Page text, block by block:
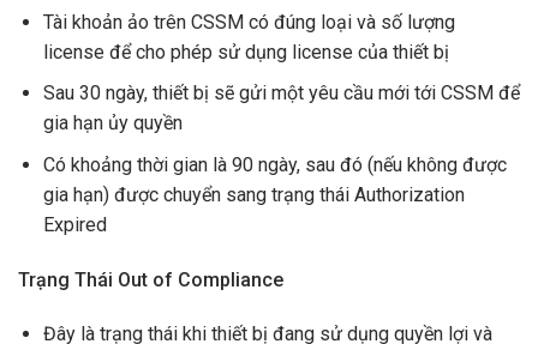
Tài khoản ảo trên CSSM có đúng loại và số lượng
license để cho phép sử dụng license của thiết bị
Sau 30 ngày, thiết bị sẽ gửi một yêu cầu mới tới CSSM để
gia hạn ủy quyền
Có khoảng thời gian là 90 ngày, sau đó (nếu không được
gia hạn) được chuyển sang trạng thái Authorization
Expired
Trạng Thái Out of Compliance
Đây là trạng thái khi thiết bị đang sử dụng quyền lợi và